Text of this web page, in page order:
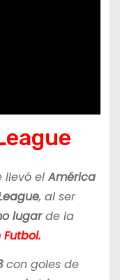
llevó elAmérica
, al ser
lugarde la
con goles de